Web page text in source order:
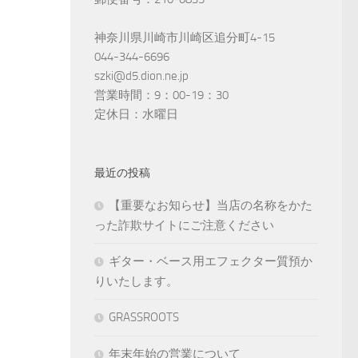
神奈川県川崎市川崎区追分町4-15
044-344-6696
szki@d5.dion.ne.jp
営業時間：9：00-19：30
定休日：水曜日
最近の投稿
【重要なお知らせ】当店の名称をかた
った詐欺サイトにご注意ください
ギター・ベース用エフェクター質預か
りいたします。
GRASSROOTS
年末年始の営業について